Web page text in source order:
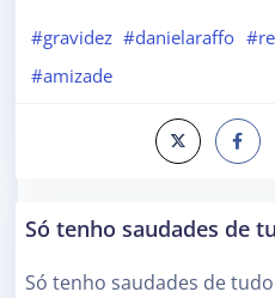
#gravidez #danielaraffo
#amizade
Só tenho saudades de
Só tenho saudades de